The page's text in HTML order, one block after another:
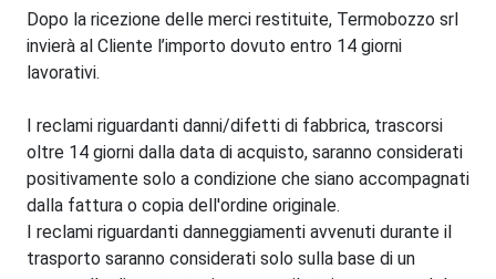
Dopo la ricezione delle merci restituite, Termobozzo srl
invierà al Cliente l’importo dovuto entro 14 giorni
lavorativi.
I reclami riguardanti danni/difetti di fabbrica, trascorsi
oltre 14 giorni dalla data di acquisto, saranno considerati
positivamente solo a condizione che siano accompagnati
dalla fattura o copia dell'ordine originale.
I reclami riguardanti danneggiamenti avvenuti durante il
trasporto saranno considerati solo sulla base di un